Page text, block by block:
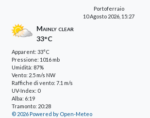
Portoferraio
10 Agosto 2026, 15:27
Mainly clear
33°C
Apparent: 33°C
Pressione: 1016 mb
Umidità: 87%
Vento: 2.5 m/s NW
Raffiche di vento: 7.1 m/s
UV-Index: 0
Alba: 6:19
Tramonto: 20:28
© 2026 Powered by Open-Meteo